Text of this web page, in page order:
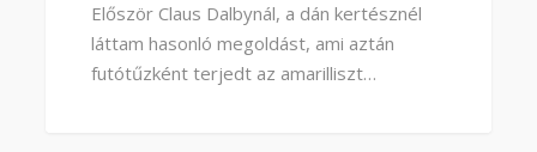
Először Claus Dalbynál, a dán kertésznél
láttam hasonló megoldást, ami aztán
futótűzként terjedt az amarilliszt…